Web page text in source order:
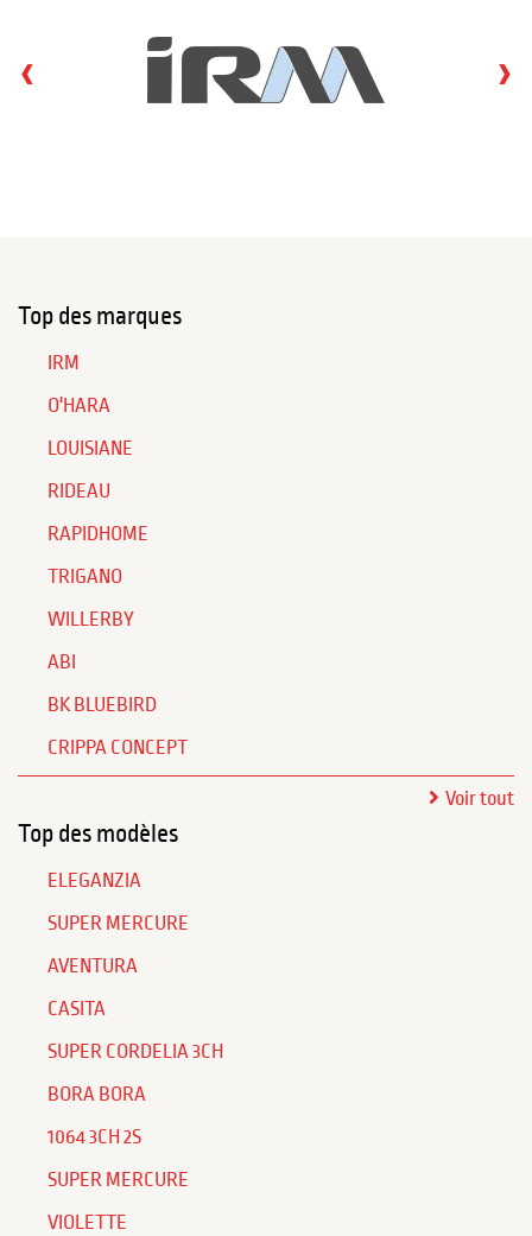
‹ ›
Top des marques
IRM
O'HARA
LOUISIANE
RIDEAU
RAPIDHOME
TRIGANO
WILLERBY
ABI
BK BLUEBIRD
CRIPPA CONCEPT
Voir tout
Top des modèles
ELEGANZIA
SUPER MERCURE
AVENTURA
CASITA
SUPER CORDELIA 3CH
BORA BORA
1064 3CH 2S
SUPER MERCURE
VIOLETTE